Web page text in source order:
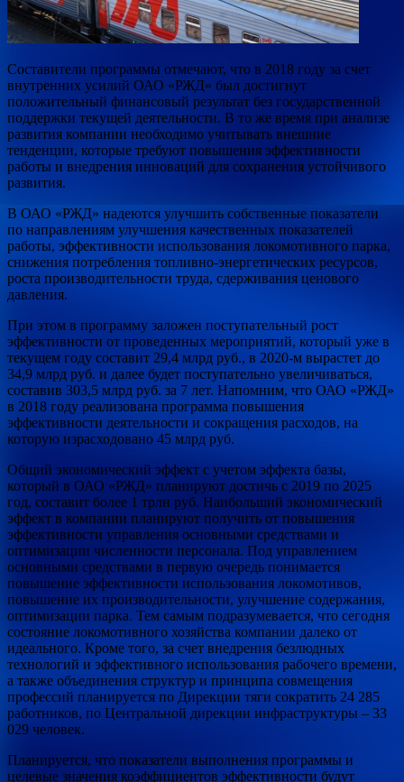
Составители программы отмечают, что в 2018 году за счет
внутренних усилий ОАО «РЖД» был достигнут
положительный финансовый результат без государственной
поддержки текущей деятельности. В то же время при анализе
развития компании необходимо учитывать внешние
тенденции, которые требуют повышения эффективности
работы и внедрения инноваций для сохранения устойчивого
развития.
В ОАО «РЖД» надеются улучшить собственные показатели
по направлениям улучшения качественных показателей
работы, эффективности использования локомотивного парка,
снижения потребления топливно-энергетических ресурсов,
роста производительности труда, сдерживания ценового
давления.
При этом в программу заложен поступательный рост
эффективности от проведенных мероприятий, который уже в
текущем году составит 29,4 млрд руб., в 2020-м вырастет до
34,9 млрд руб. и далее будет поступательно увеличиваться,
составив 303,5 млрд руб. за 7 лет. Напомним, что ОАО «РЖД»
в 2018 году реализована программа повышения
эффективности деятельности и сокращения расходов, на
которую израсходовано 45 млрд руб.
Общий экономический эффект с учетом эффекта базы,
который в ОАО «РЖД» планируют достичь с 2019 по 2025
год, составит более 1 трлн руб. Наибольший экономический
эффект в компании планируют получить от повышения
эффективности управления основными средствами и
оптимизации численности персонала. Под управлением
основными средствами в первую очередь понимается
повышение эффективности использования локомотивов,
повышение их производительности, улучшение содержания,
оптимизации парка. Тем самым подразумевается, что сегодня
состояние локомотивного хозяйства компании далеко от
идеального. Кроме того, за счет внедрения безлюдных
технологий и эффективного использования рабочего времени,
а также объединения структур и принципа совмещения
профессий планируется по Дирекции тяги сократить 24 285
работников, по Центральной дирекции инфраструктуры – 33
029 человек.
Планируется, что показатели выполнения программы и
целевые значения коэффициентов эффективности будут